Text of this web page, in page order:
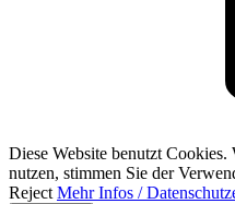
Diese Website benutzt
nutzen, stimmen Sie der
Reject Mehr Infos /